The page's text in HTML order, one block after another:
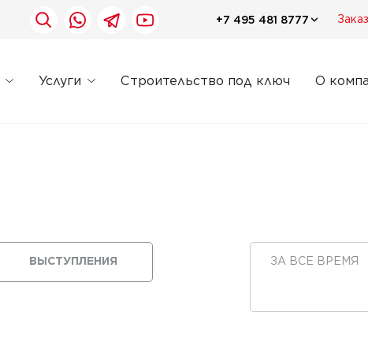
+7 495 481 8777
Услуги Строительство под ключ О
ВЫСТУПЛЕНИЯ ЗА ВСЕ ВРЕМЯ